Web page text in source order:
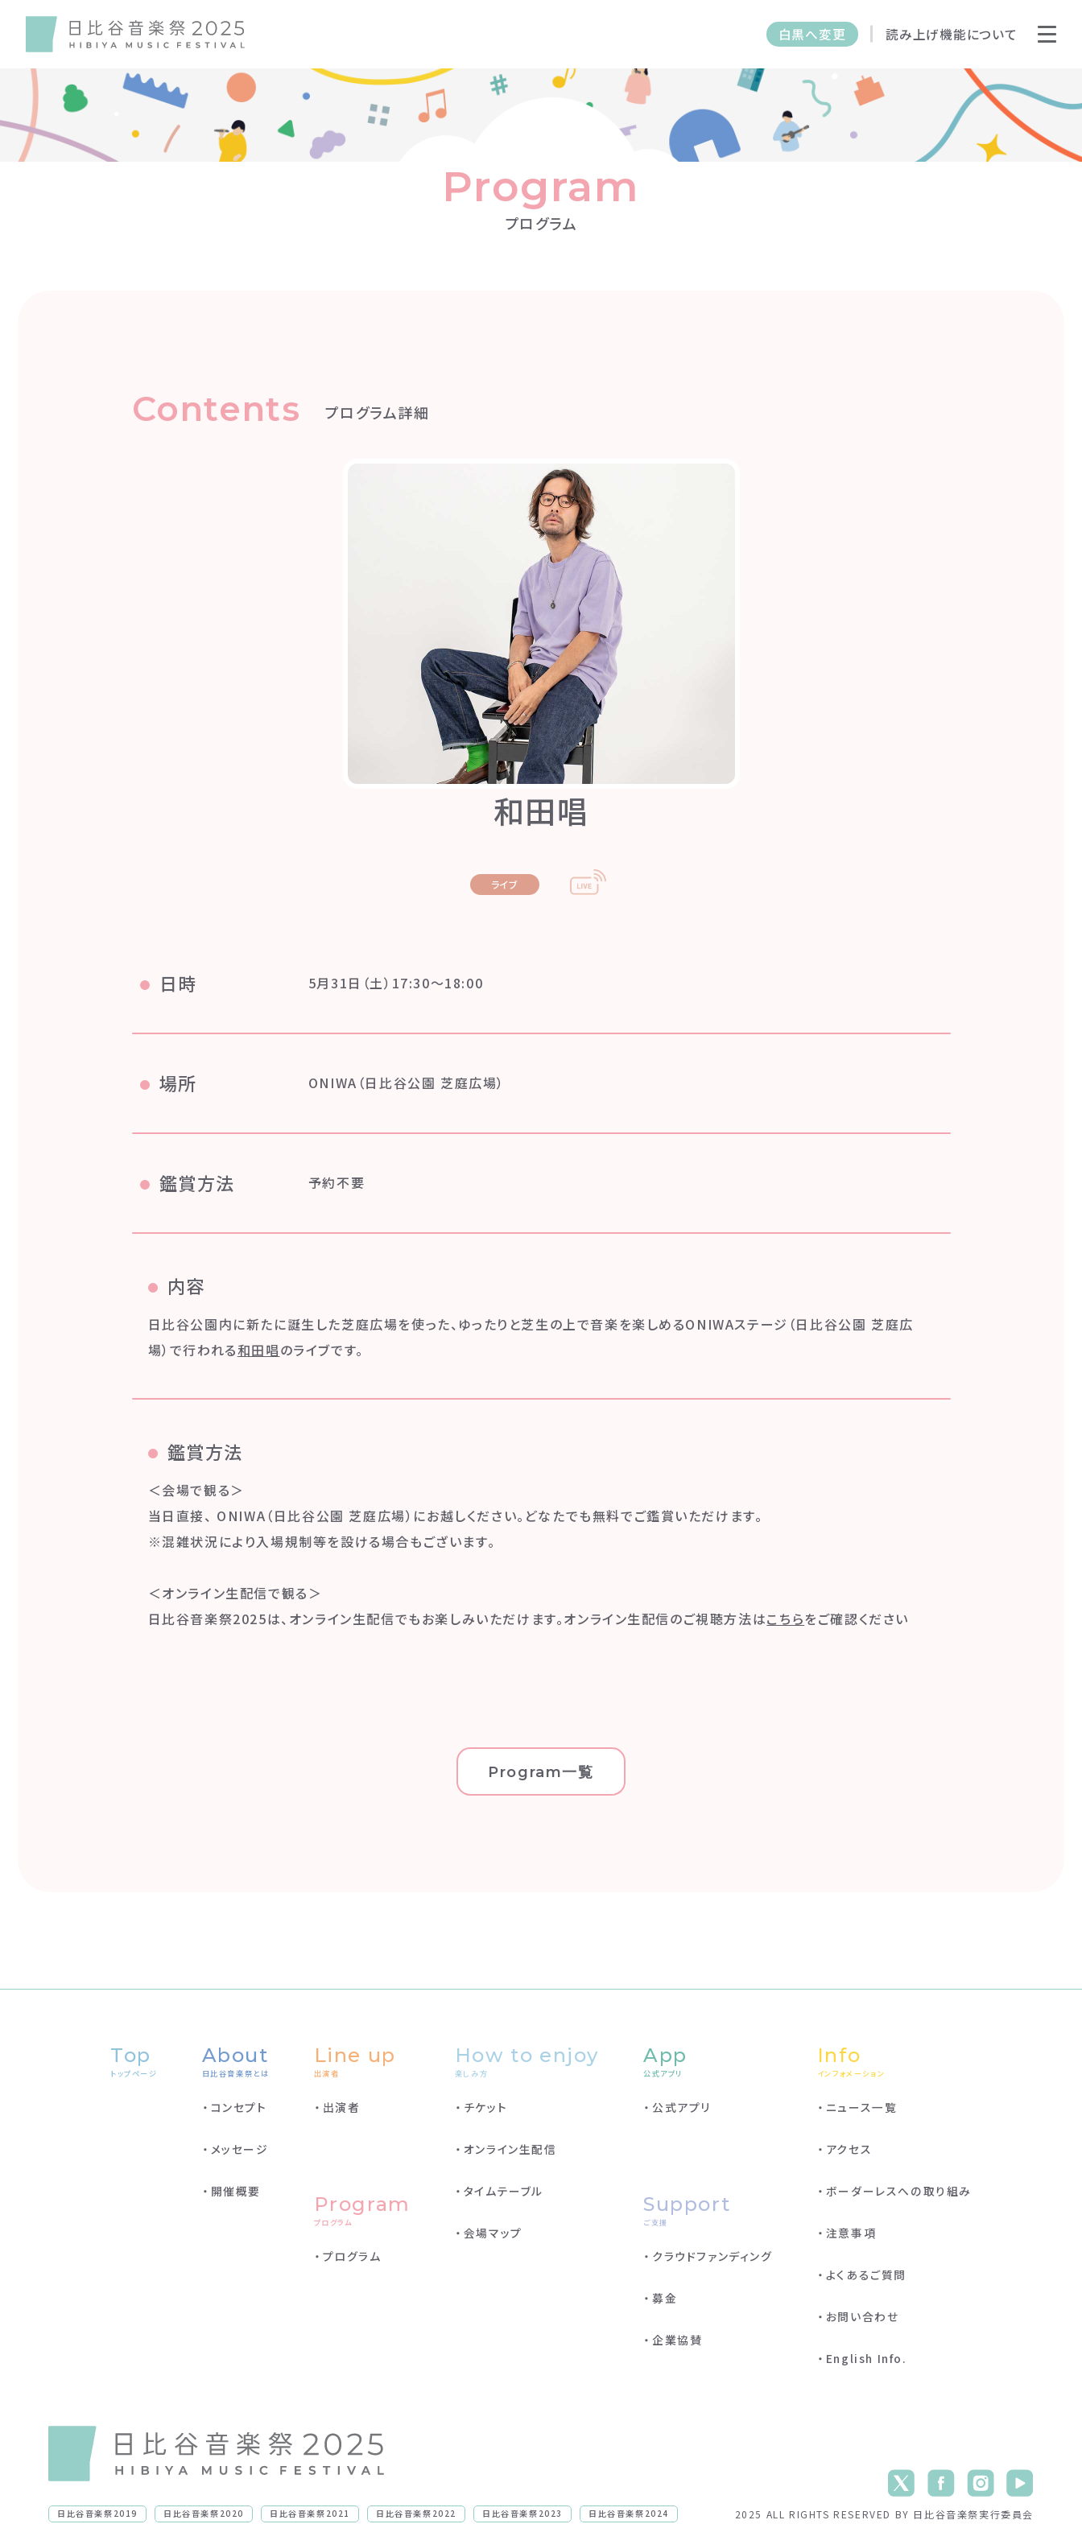
白黒へ変更 読み上げ機能について
Program
プログラム
Contents プログラム詳細
和田唱
ライブ
日時 5月31日（土）17:30〜18:00
場所 ONIWA（日比谷公園 芝庭広場）
鑑賞方法 予約不要
内容
日比谷公園内に新たに誕生した芝庭広場を使った、ゆったりと芝生の上で音楽を楽しめるONIWAステージ（日比谷公園 芝庭広
場）で行われる和田唱のライブです。
鑑賞方法
＜会場で観る＞
当日直接、 ONIWA（日比谷公園 芝庭広場）にお越しください。どなたでも無料でご鑑賞いただけます。
※混雑状況により入場規制等を設ける場合もございます。
＜オンライン生配信で観る＞
日比谷音楽祭2025は、オンライン生配信でもお楽しみいただけます。オンライン生配信のご視聴方法はこちらをご確認ください
Program一覧
Top
トップページ
About
日比谷音楽祭とは
コンセプト
メッセージ
開催概要
Line up
出演者
出演者
Program
プログラム
プログラム
How to enjoy
楽しみ方
チケット
オンライン生配信
タイムテーブル
会場マップ
App
公式アプリ
公式アプリ
Support
ご支援
クラウドファンディング
募金
企業協賛
Info
インフォメーション
ニュース一覧
アクセス
ボーダーレスへの取り組み
注意事項
よくあるご質問
お問い合わせ
English Info.
日比谷音楽祭2019 日比谷音楽祭2020 日比谷音楽祭2021 日比谷音楽祭2022 日比谷音楽祭2023 日比谷音楽祭2024 2025 ALL RIGHTS RESERVED BY 日比谷音楽祭実行委員会